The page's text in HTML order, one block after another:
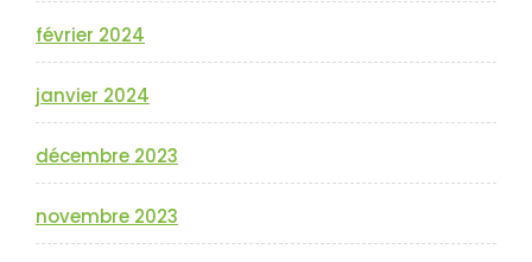
février 2024
janvier 2024
décembre 2023
novembre 2023